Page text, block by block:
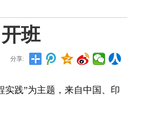
班
分享:
践”为主题，来自中国、印